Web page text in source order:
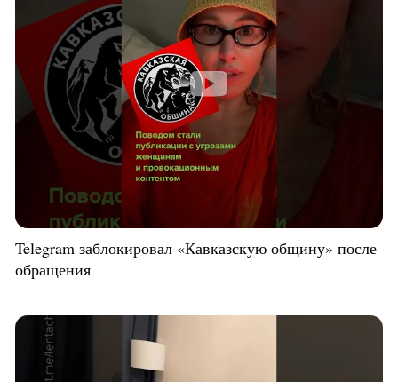
Telegram заблокировал «Кавказскую общину» после
обращения